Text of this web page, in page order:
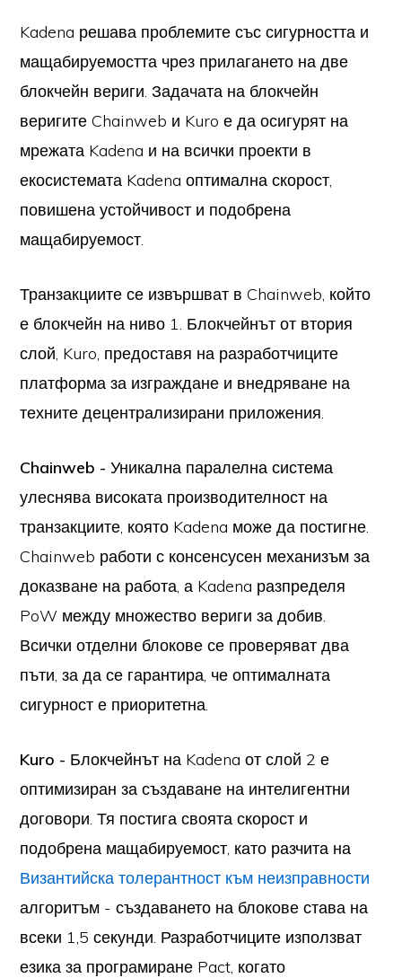
Kadena решава проблемите със сигурността и
мащабируемостта чрез прилагането на две
блокчейн вериги. Задачата на блокчейн
веригите Chainweb и Kuro е да осигурят на
мрежата Kadena и на всички проекти в
екосистемата Kadena оптимална скорост,
повишена устойчивост и подобрена
мащабируемост.
Транзакциите се извършват в Chainweb, който
е блокчейн на ниво 1. Блокчейнът от втория
слой, Kuro, предоставя на разработчиците
платформа за изграждане и внедряване на
техните децентрализирани приложения.
Chainweb -Уникална паралелна система
улеснява високата производителност на
транзакциите, която Kadena може да постигне.
Chainweb работи с консенсусен механизъм за
доказване на работа, а Kadena разпределя
PoW между множество вериги за добив.
Всички отделни блокове се проверяват два
пъти, за да се гарантира, че оптималната
сигурност е приоритетна.
Kuro - Блокчейнът на Kadena от слой 2 е
оптимизиран за създаване на интелигентни
договори. Тя постига своята скорост и
подобрена мащабируемост, като разчита на
Византийска толерантност към неизправности
алгоритъм - създаването на блокове става на
всеки 1,5 секунди. Разработчиците използват
езика за програмиране Pact, когато